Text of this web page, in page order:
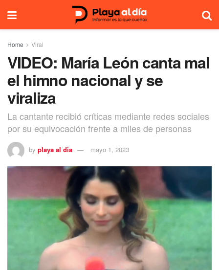
Home Viral
VIDEO: María León canta mal
el himno nacional y se
viraliza
La cantante recibió críticas mediante redes sociales
por su equivocación frente a miles de personas
by playa al dia mayo 1, 2023